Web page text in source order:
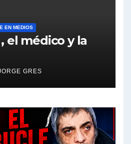
EN MEDIOS
el médico y la
GRES